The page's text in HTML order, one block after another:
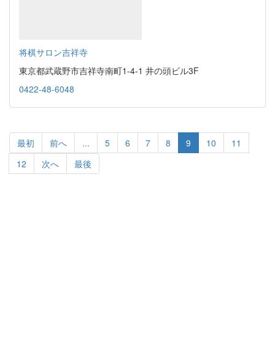
将棋サロン吉祥寺
東京都武蔵野市吉祥寺南町1-4-1 井の頭ビル3F
0422-48-6048
最初 前へ ... 5 6 7 8 9 10
11
12
次へ 最後